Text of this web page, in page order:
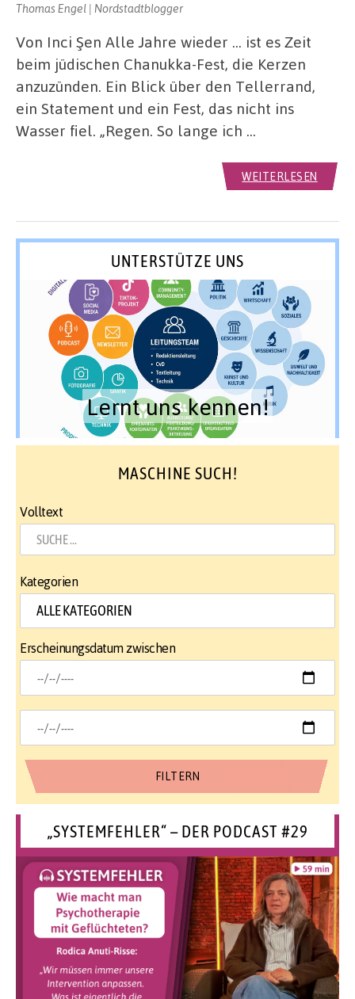
Thomas Engel | Nordstadtblogger
Von Inci Şen Alle Jahre wieder … ist es Zeit
beim jüdischen Chanukka-Fest, die Kerzen
anzuzünden. Ein Blick über den Tellerrand,
ein Statement und ein Fest, das nicht ins
Wasser ﬁel. „Regen. So lange ich …
WEITERLESEN
UNTERSTÜTZE UNS
Lernt uns kennen!
MASCHINE SUCH!
Volltext
Kategorien
Erscheinungsdatum zwischen
„SYSTEMFEHLER“ – DER PODCAST #29